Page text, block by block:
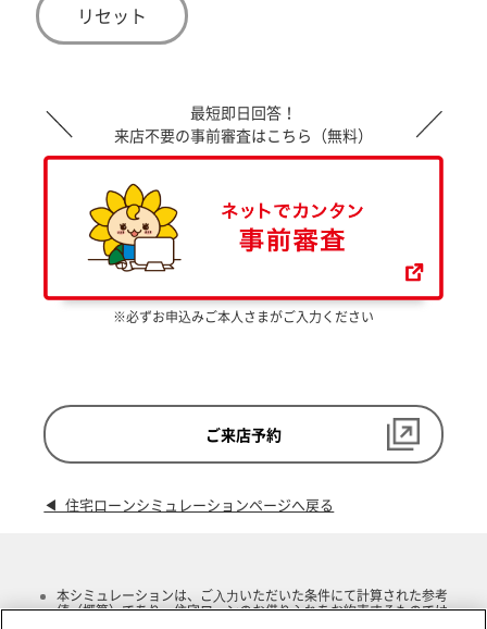
リセット
最短即日回答！
来店不要の事前審査はこちら（無料）
※必ずお申込みご本人さまがご入力ください
◀ 住宅ローンシミュレーションページへ戻る
ご来店予約
本シミュレーションは、ご⼊⼒いただいた条件にて計算された参考
値（概算）であり、住宅ローンのお借り⼊れをお約束するものでは